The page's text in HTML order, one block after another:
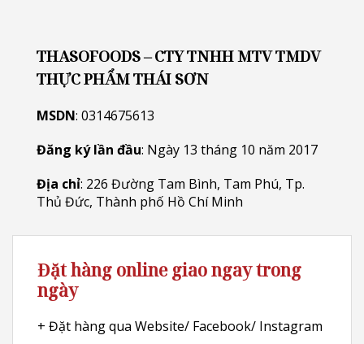
THASOFOODS – CTY TNHH MTV TMDV
THỰC PHẨM THÁI SƠN
MSDN: 0314675613
Đăng ký lần đầu: Ngày 13 tháng 10 năm 2017
Địa chỉ: 226 Đường Tam Bình, Tam Phú, Tp.
Thủ Đức, Thành phố Hồ Chí Minh
Đặt hàng online giao ngay trong
ngày
+ Đặt hàng qua Website/ Facebook/ Instagram